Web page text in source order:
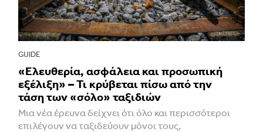
GUIDE
«Ελευθερία, ασφάλεια και προσωπική
εξέλιξη» – Τι κρύβεται πίσω από την
τάση των «σόλο» ταξιδιών
Μια νέα έρευνα δείχνει ότι όλο και περισσότεροι
επιλέγουν να ταξιδεύουν μόνοι τους,